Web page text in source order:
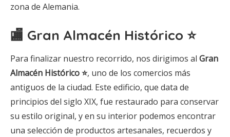
zona de Alemania.
🏬 Gran Almacén Histórico ⭐
Para finalizar nuestro recorrido, nos dirigimos al Gran
Almacén Histórico⭐, uno de los comercios más
antiguos de la ciudad. Este edificio, que data de
principios del siglo XIX, fue restaurado para conservar
su estilo original, y en su interior podemos encontrar
una selección de productos artesanales, recuerdos y